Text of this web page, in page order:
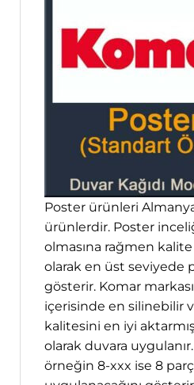
Poster ürünleri
ürünlerdir. Poster
olmasına rağmen kalite
olarak en üst seviyede
gösterir. Komar
içerisinde en silinebilir
kalitesini en iyi
olarak duvara
örneğin 8-xxx ise 8